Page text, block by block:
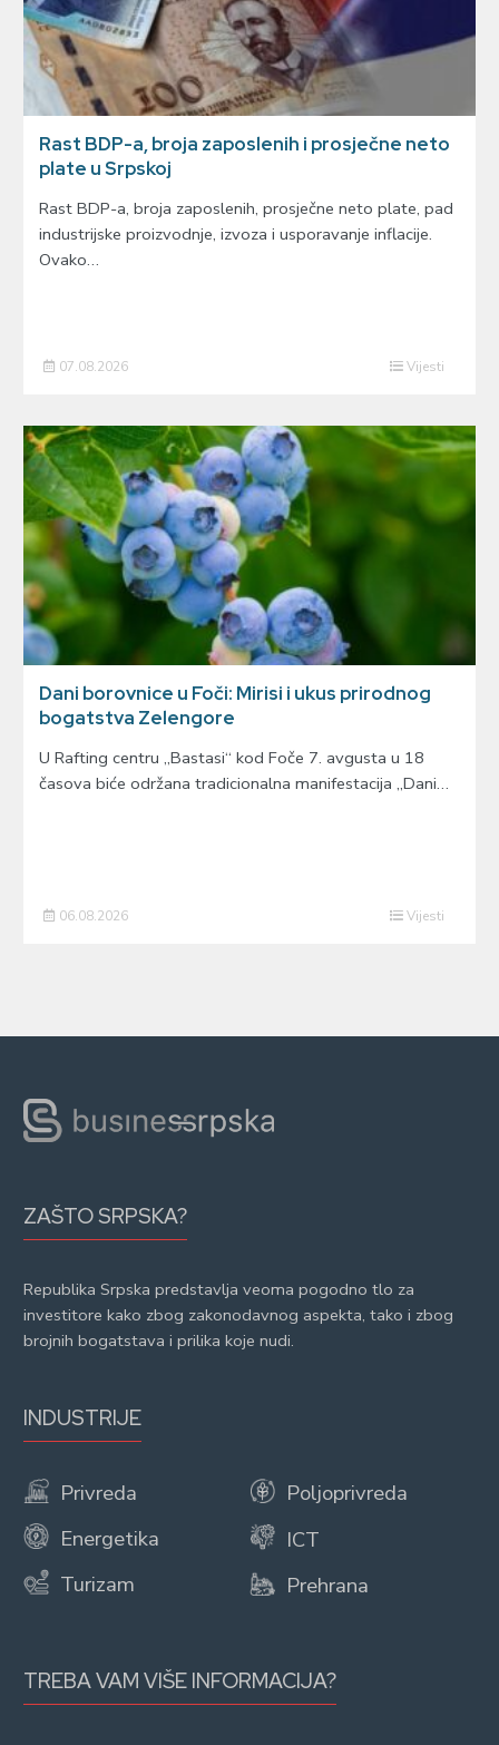
Rast BDP-a, broja zaposlenih i prosječne neto
plate u Srpskoj
Rast BDP-a, broja zaposlenih, prosječne neto plate, pad
industrijske proizvodnje, izvoza i usporavanje inflacije.
Ovako…
07.08.2026 Vijesti
Dani borovnice u Foči: Mirisi i ukus prirodnog
bogatstva Zelengore
U Rafting centru „Bastasi“ kod Foče 7. avgusta u 18
časova biće održana tradicionalna manifestacija „Dani…
06.08.2026 Vijesti
ZAŠTO SRPSKA?
Republika Srpska predstavlja veoma pogodno tlo za
investitore kako zbog zakonodavnog aspekta, tako i zbog
brojnih bogatstava i prilika koje nudi.
INDUSTRIJE
Privreda
Energetika
Turizam
Poljoprivreda
ICT
Prehrana
TREBA VAM VIŠE INFORMACIJA?